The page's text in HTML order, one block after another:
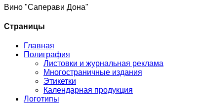
Вино "Саперави Дона"
Страницы
Главная
Полиграфия
Листовки и журнальная реклама
Многостраничные издания
Этикетки
Календарная продукция
Логотипы